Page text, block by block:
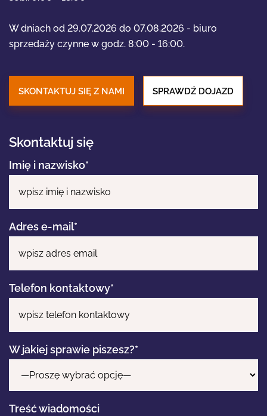
STREFA KLIENTA
W dniach od 29.07.2026 do 07.08.2026 - biuro
sprzedaży czynne w godz. 8:00 - 16:00.
SKONTAKTUJ SIĘ Z NAMI SPRAWDŹ DOJAZD
Skontaktuj się
Imię i nazwisko*
Adres e-mail*
Telefon kontaktowy*
W jakiej sprawie piszesz?*
Treść wiadomości